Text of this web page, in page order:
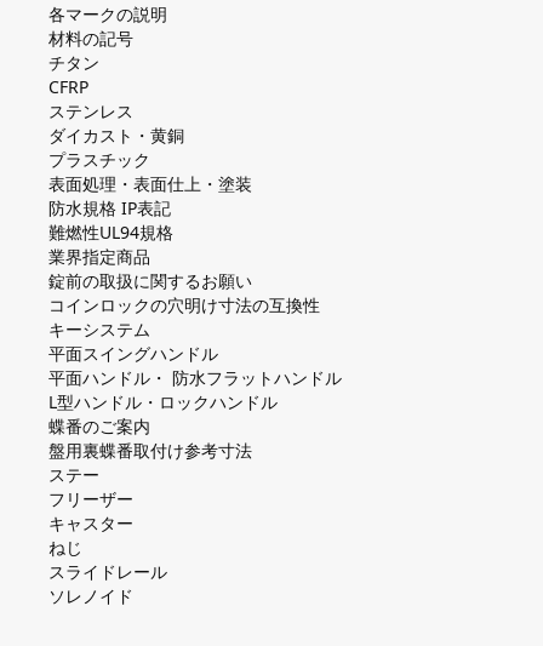
各マークの説明
材料の記号
チタン
CFRP
ステンレス
ダイカスト・⻩銅
プラスチック
表面処理・表面仕上・塗装
防⽔規格 IP表記
難燃性UL94規格
業界指定商品
錠前の取扱に関するお願い
コインロックの⽳明け⼨法の互換性
キーシステム
平⾯スイングハンドル
平⾯ハンドル・ 防⽔フラットハンドル
L型ハンドル・ロックハンドル
蝶番のご案内
盤⽤裏蝶番取付け参考⼨法
ステー
フリーザー
キャスター
ねじ
スライドレール
ソレノイド